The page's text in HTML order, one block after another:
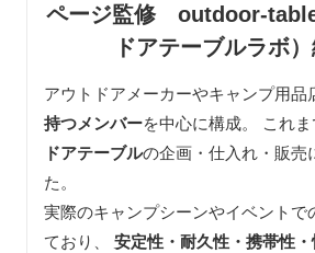
ページ監修 outdoor-
ドアテーブルラボ
アウトドアメーカーやキャンプ用品
持つメンバーを中心に構成。 これ
ドアテーブルの企画・仕入れ・販売
た。
実際のキャンプシーンやイベントで
ており、 安定性・耐久性・携帯性